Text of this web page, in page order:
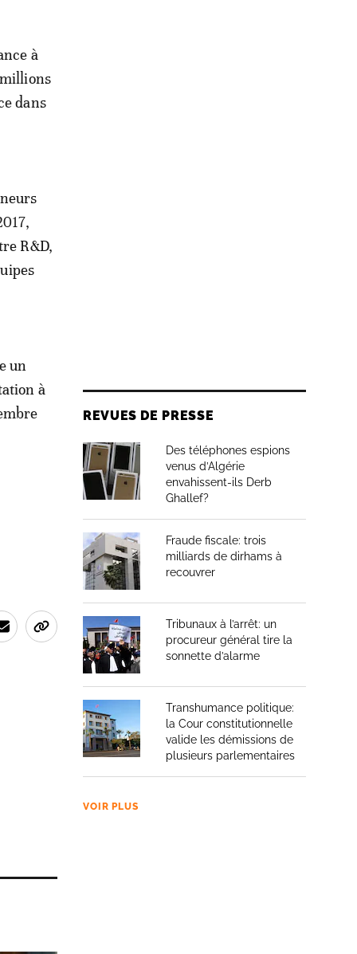
à
dans
R&D,
un
à
REVUES DE PRESSE
Des téléphones espions
venus d’Algérie
envahissent-ils Derb
Ghallef?
Fraude fiscale: trois
milliards de dirhams à
recouvrer
Tribunaux à l’arrêt: un
procureur général tire la
sonnette d’alarme
Transhumance politique:
la Cour constitutionnelle
valide les démissions de
plusieurs parlementaires
VOIR PLUS